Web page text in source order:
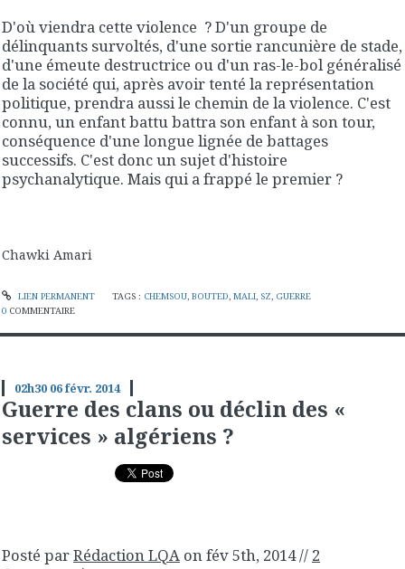
D'où viendra cette violence ? D'un groupe de
délinquants survoltés, d'une sortie rancunière de stade,
d'une émeute destructrice ou d'un ras-le-bol généralisé
de la société qui, après avoir tenté la représentation
politique, prendra aussi le chemin de la violence. C'est
connu, un enfant battu battra son enfant à son tour,
conséquence d'une longue lignée de battages
successifs. C'est donc un sujet d'histoire
psychanalytique. Mais qui a frappé le premier ?
Chawki Amari
LIEN PERMANENT TAGS : CHEMSOU, BOUTED MALI, SZ GUERRE
0 COMMENTAIRE
02h30 06févr. 2014
Guerre des clans ou déclin des «
services » algériens ?
Posté parRédaction LQA on fév 5th, 2014 // 2